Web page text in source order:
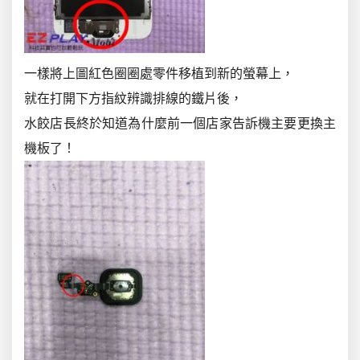
一樣將上圖紅色圈圈處零件移植到新的螢幕上，
就在打開下方指紋辨識排線的鐵片後，
水餃店長終於知道為什麼前一個店家告訴機主要更換主
機板了！